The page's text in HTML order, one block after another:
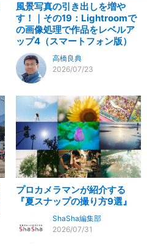
風景写真の引き出しを増や
す！｜その19：Lightroomで
の画像処理で作品をレベルア
ップ4（スマートフォン版）
高橋良典
2026/07/23
プロカメラマンが紹介する
『夏スナップの撮り方9選』
ShaSha編集部
2026/07/31